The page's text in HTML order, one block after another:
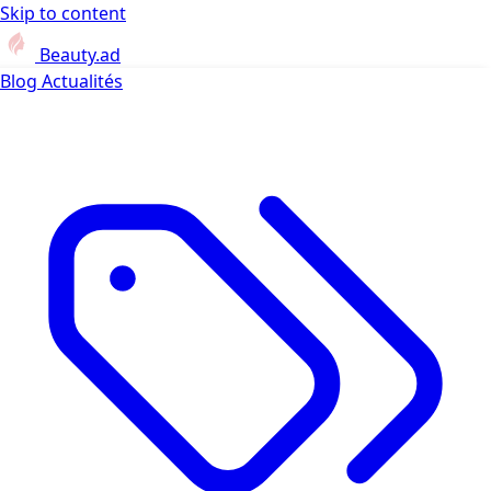
Skip to content
Beauty.ad
Blog Actualités